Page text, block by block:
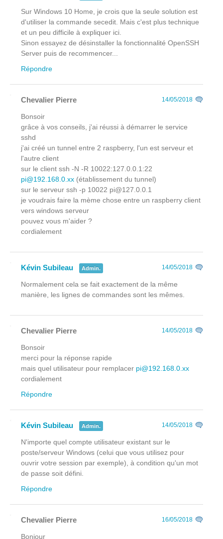
Sur Windows 10 Home, je crois que la seule solution est
d'utiliser la commande secedit. Mais c'est plus technique
et un peu difficile à expliquer ici.
Sinon essayez de désinstaller la fonctionnalité OpenSSH
Server puis de recommencer...
Répondre
Chevalier Pierre 14/05/2018
Bonsoir
grâce à vos conseils, j'ai réussi à démarrer le service
sshd
j'ai créé un tunnel entre 2 raspberry, l'un est serveur et
l'autre client
sur le client ssh -N -R 10022:127.0.0.1:22
pi@192.168.0.xx (établissement du tunnel)
sur le serveur ssh -p 10022 pi@127.0.0.1
je voudrais faire la mème chose entre un raspberry client
vers windows serveur
pouvez vous m'aider ?
cordialement
Kévin Subileau Admin. 14/05/2018
Normalement cela se fait exactement de la même
manière, les lignes de commandes sont les mêmes.
Chevalier Pierre 14/05/2018
Bonsoir
merci pour la réponse rapide
mais quel utilisateur pour remplacer pi@192.168.0.xx
cordialement
Répondre
Kévin Subileau Admin. 14/05/2018
N'importe quel compte utilisateur existant sur le
poste/serveur Windows (celui que vous utilisez pour
ouvrir votre session par exemple), à condition qu'un mot
de passe soit défini.
Répondre
Chevalier Pierre 16/05/2018
Bonjour